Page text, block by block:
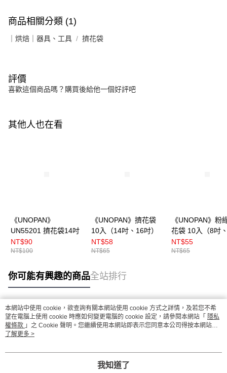
商品相關分類 (1)
｜烘焙｜器具、工具 擠花袋
評價
喜歡這個商品嗎？購買後給他一個好評吧
其他人也在看
《UNOPAN》
UN55201 擠花袋14吋
NT$90
NT$100
《UNOPAN》擠花袋
10入（14吋、16吋）
NT$58
NT$65
《UNOPAN》粉
花袋 10入（8吋
吋）
NT$55
NT$65
你可能有興趣的商品全站排行
熱門標籤
本網站中使用 cookie，欲查詢有關本網站使用 cookie 方式之詳情，及若您不希
望在電腦上使用 cookie 時應如何變更電腦的 cookie 設定，請參閱本網站「 隱私
權條款 」之 Cookie 聲明。您繼續使用本網站即表示您同意本公司得按本網站使
用條款之 Cookie 聲明使用 cookie。
了解更多 >
我知道了